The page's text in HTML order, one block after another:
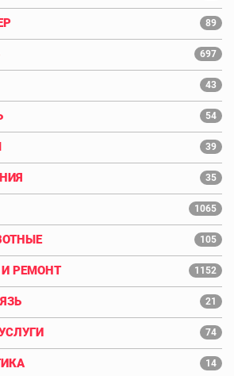
89
697
43
54
39
35
1065
105
РЕМОНТ 1152
21
74
14